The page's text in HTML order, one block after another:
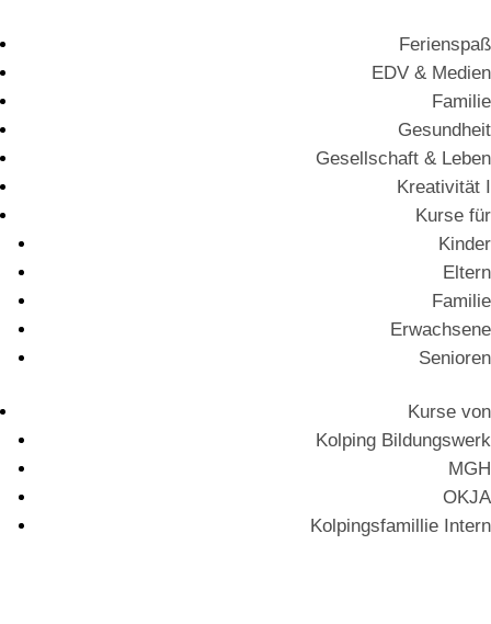
Ferienspaß
EDV & Medien
Familie
Gesundheit
Gesellschaft & Leben
Kreativität I
Kurse für
Kinder
Eltern
Familie
Erwachsene
Senioren
Kurse von
Kolping Bildungswerk
MGH
OKJA
Kolpingsfamillie Intern